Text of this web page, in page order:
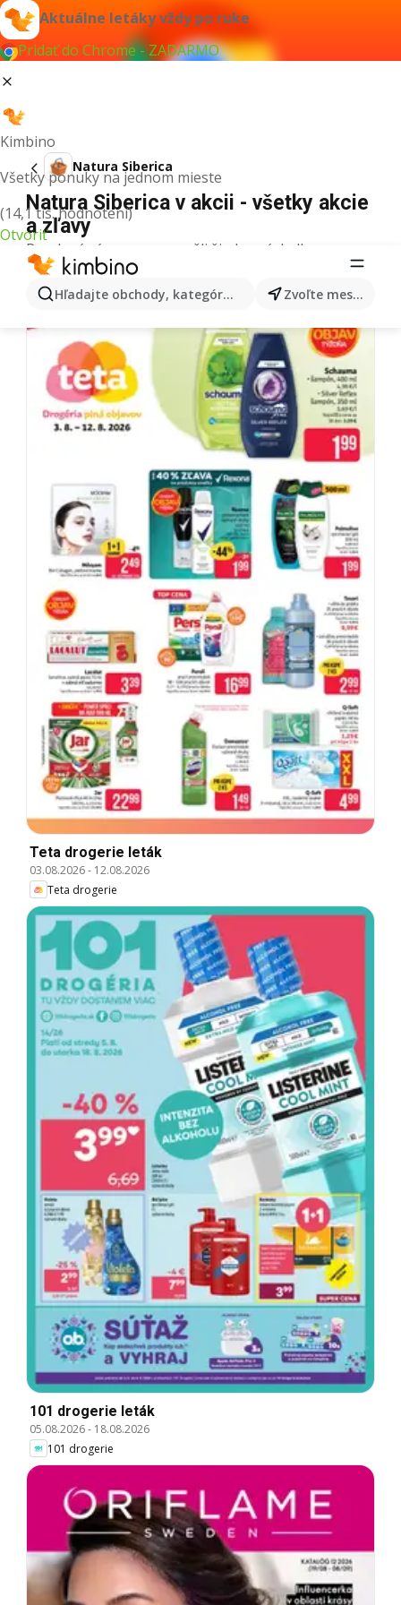
Aktuálne letáky vždy po ruke
Pridať do Chrome - ZADARMO
Kimbino
Všetky ponuky na jednom mieste
(14,1 tis. hodnotení)
Otvoriť
Hľadajte obchody, kategórie, produkty... Zvoľte mesto
Natura Siberica
Natura Siberica v akcii - všetky akcie
a zľavy
Pre daný výraz sme nenašli žiadne výsledky.
Ďalšie letáky z kategórie
Teta drogerie leták
03.08.2026- 12.08.2026
Teta drogerie
101 drogerie leták
05.08.2026- 18.08.2026
101 drogerie